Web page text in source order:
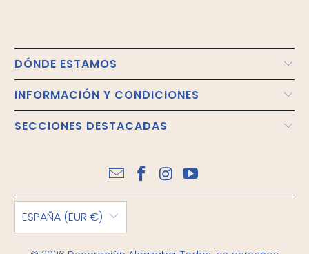
DÓNDE ESTAMOS
INFORMACIÓN Y CONDICIONES
SECCIONES DESTACADAS
ESPAÑA (EUR €)